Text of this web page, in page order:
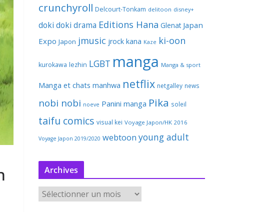
crunchyroll Delcourt-Tonkam delitoon disney+
doki doki drama Editions Hana Glenat Japan
Expo Japon jmusic jrock kana Kaze ki-oon
kurokawa lezhin LGBT manga Manga & sport
Manga et chats manhwa netflix netgalley news
nobi nobi noeve Panini manga Pika soleil
taifu comics visual kei Voyage Japon/HK 2016
Voyage Japon 2019/2020 webtoon young adult
Archives
r